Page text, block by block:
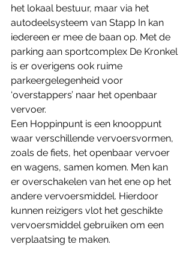
het lokaal bestuur, maar via het
autodeelsysteem van Stapp In kan
iedereen er mee de baan op. ​Met de
parking aan sportcomplex De Kronkel
is er overigens ook ruime
parkeergelegenheid voor
‘overstappers’ naar het openbaar
vervoer.
Een Hoppinpunt is een knooppunt
waar verschillende vervoersvormen,
zoals de fiets, het openbaar vervoer
en wagens, samen komen. Men kan
er overschakelen van het ene op het
andere vervoersmiddel. Hierdoor
kunnen reizigers vlot het geschikte
vervoersmiddel gebruiken om een
verplaatsing te maken.